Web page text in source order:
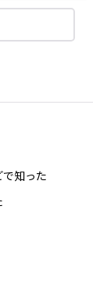
で知った